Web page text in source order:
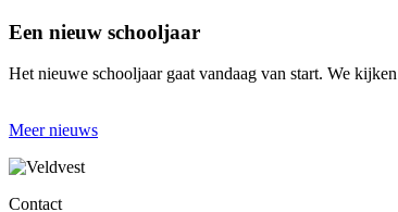
Een nieuw schooljaar
Het nieuwe schooljaar gaat vandaag van start. We
Meer nieuws
Contact